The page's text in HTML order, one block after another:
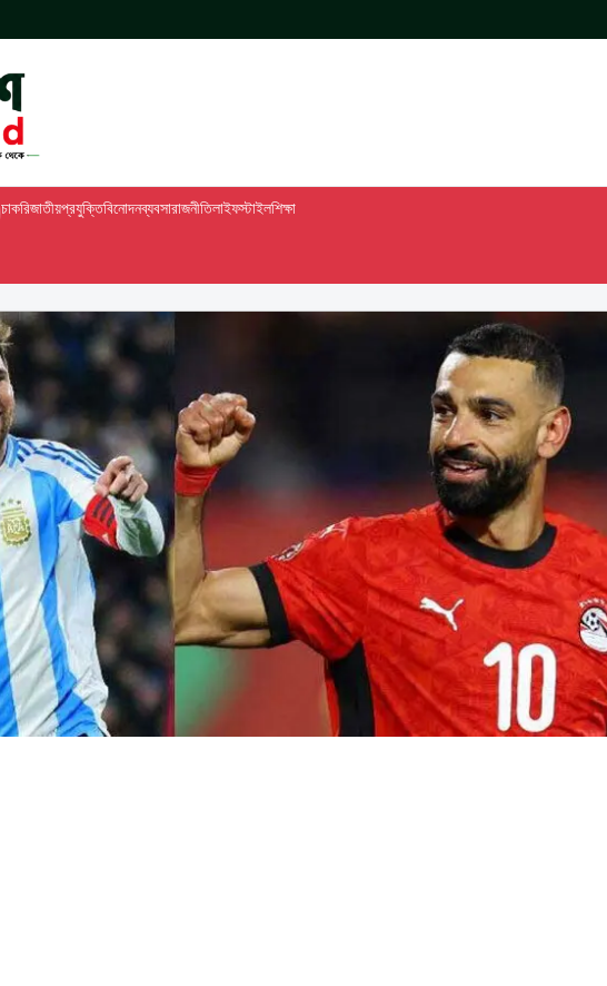
চাকরিজাতীয়প্রযুক্তিবিনোদনব্যবসারাজনীতিলাইফস্টাইলশিক্ষা